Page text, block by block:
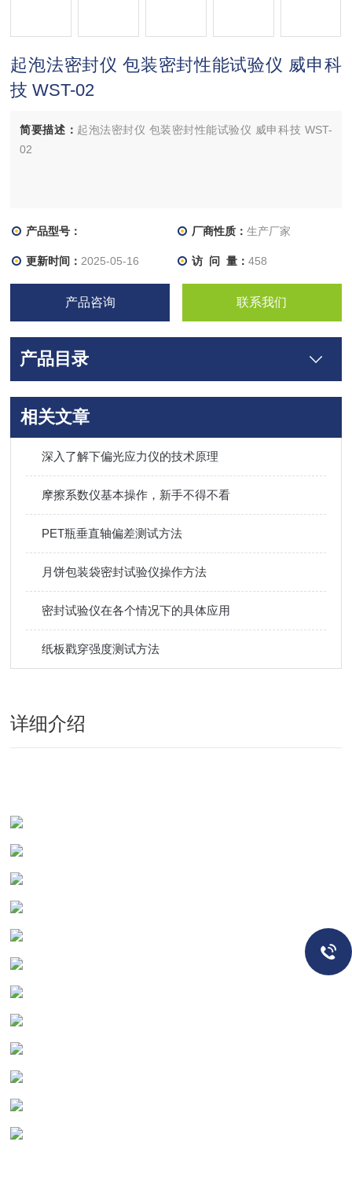
起泡法密封仪 包装密封性能试验仪 威申科
技 WST-02
简要描述： 起泡法密封仪 包装密封性能试验仪 威申科技 WST-
02
产品型号： 厂商性质： 生产厂家
更新时间： 2025-05-16 访 问 量： 458
产品咨询 联系我们
产品目录
相关文章
深入了解下偏光应力仪的技术原理
摩擦系数仪基本操作，新手不得不看
PET瓶垂直轴偏差测试方法
月饼包装袋密封试验仪操作方法
密封试验仪在各个情况下的具体应用
纸板戳穿强度测试方法
详细介绍